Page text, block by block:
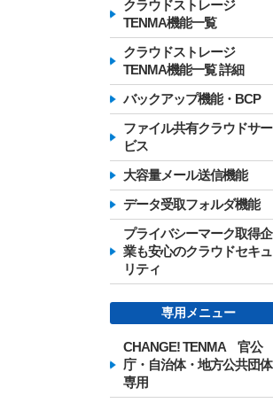
クラウドストレージ
TENMA機能一覧
クラウドストレージ
TENMA機能一覧 詳細
バックアップ機能・BCP
ファイル共有クラウドサー
ビス
大容量メール送信機能
データ受取フォルダ機能
プライバシーマーク取得企
業も安心のクラウドセキュ
リティ
専用メニュー
CHANGE! TENMA 官公
庁・自治体・地方公共団体
専用